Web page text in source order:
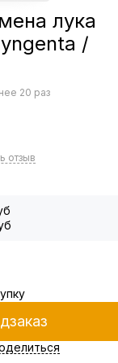
для проращивания
лука
/
20 раз
отзыв